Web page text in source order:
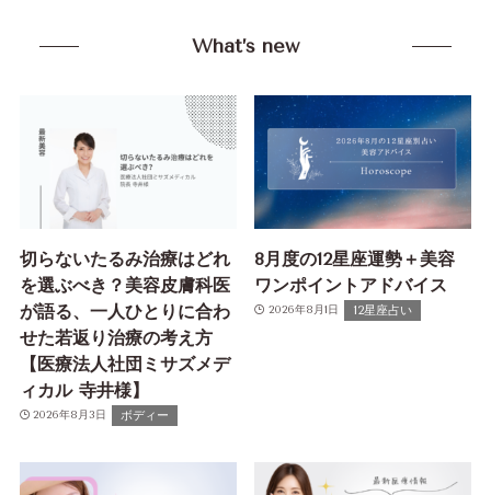
What’s new
切らないたるみ治療はどれ
を選ぶべき？美容皮膚科医
が語る、一人ひとりに合わ
せた若返り治療の考え方
【医療法人社団ミサズメデ
ィカル 寺井様】
2026年8月3日 ボディー
8月度の12星座運勢＋美容
ワンポイントアドバイス
2026年8月1日 12星座占い